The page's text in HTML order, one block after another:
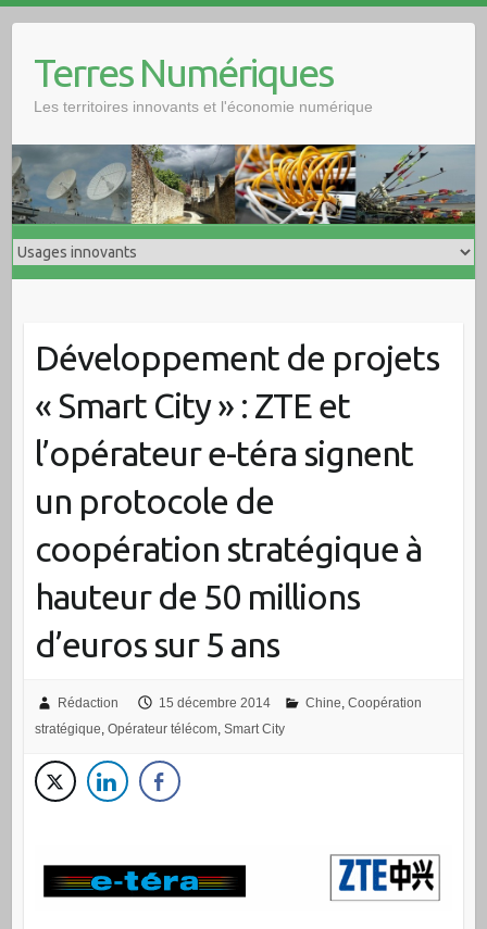
Terres Numériques
Les territoires innovants et l'économie numérique
Développement de projets
« Smart City » : ZTE et
l’opérateur e-téra signent
un protocole de
coopération stratégique à
hauteur de 50 millions
d’euros sur 5 ans
Rédaction 15 décembre 2014 Chine, Coopération
stratégique, Opérateur télécom, Smart City